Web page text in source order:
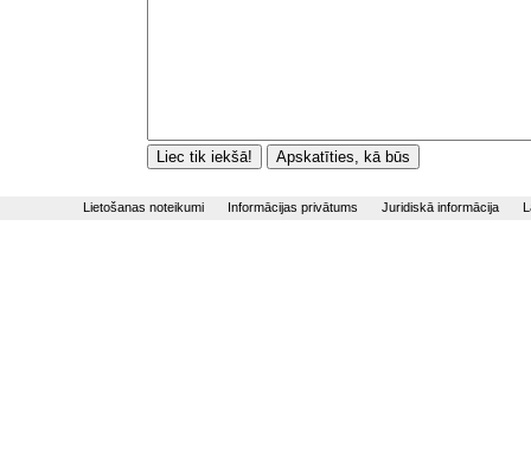
Lietošanas noteikumi Informācijas privātums Juridiskā informācija